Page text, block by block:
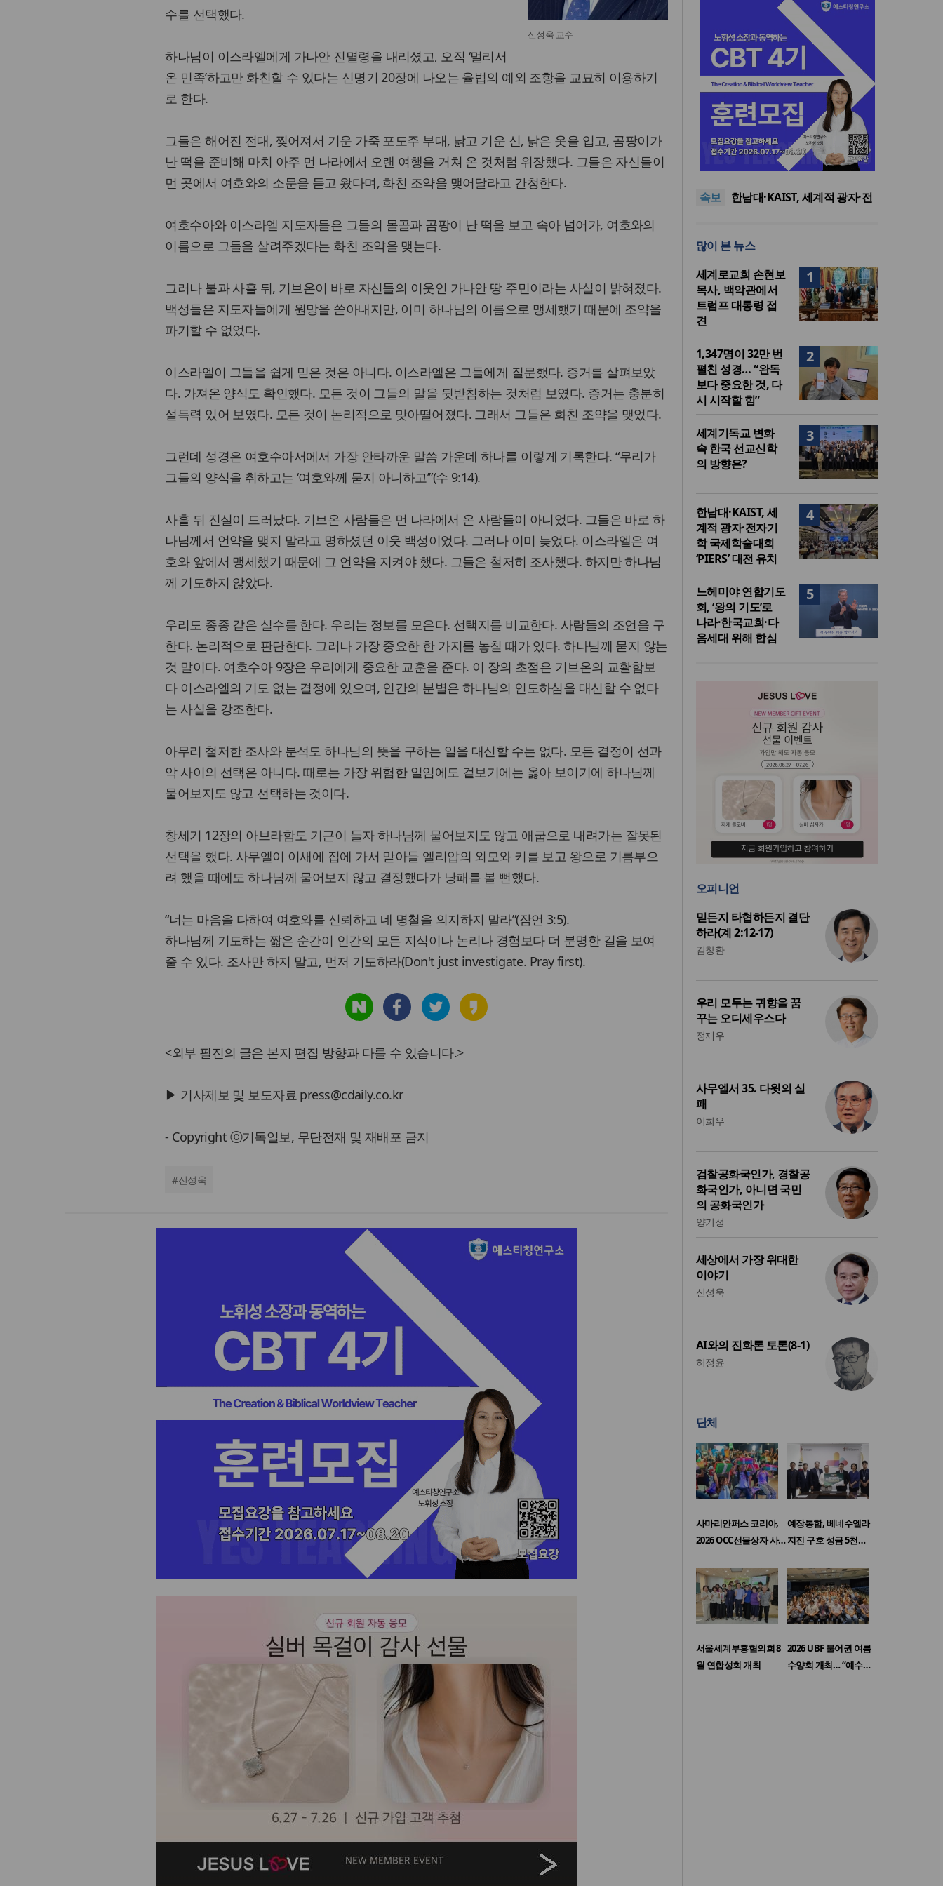
신성욱 교수
수를 선택했다.
하나님이 이스라엘에게 가나안 진멸령을 내리셨고, 오직 ‘멀리서
온 민족’하고만 화친할 수 있다는 신명기 20장에 나오는 율법의 예외 조항을 교묘히 이용하기
로 한다.
그들은 해어진 전대, 찢어져서 기운 가죽 포도주 부대, 낡고 기운 신, 낡은 옷을 입고, 곰팡이가
난 떡을 준비해 마치 아주 먼 나라에서 오랜 여행을 거쳐 온 것처럼 위장했다. 그들은 자신들이
먼 곳에서 여호와의 소문을 듣고 왔다며, 화친 조약을 맺어달라고 간청한다.
여호수아와 이스라엘 지도자들은 그들의 몰골과 곰팡이 난 떡을 보고 속아 넘어가, 여호와의
이름으로 그들을 살려주겠다는 화친 조약을 맺는다.
그러나 불과 사흘 뒤, 기브온이 바로 자신들의 이웃인 가나안 땅 주민이라는 사실이 밝혀졌다.
백성들은 지도자들에게 원망을 쏟아내지만, 이미 하나님의 이름으로 맹세했기 때문에 조약을
파기할 수 없었다.
이스라엘이 그들을 쉽게 믿은 것은 아니다. 이스라엘은 그들에게 질문했다. 증거를 살펴보았
다. 가져온 양식도 확인했다. 모든 것이 그들의 말을 뒷받침하는 것처럼 보였다. 증거는 충분히
설득력 있어 보였다. 모든 것이 논리적으로 맞아떨어졌다. 그래서 그들은 화친 조약을 맺었다.
그런데 성경은 여호수아서에서 가장 안타까운 말씀 가운데 하나를 이렇게 기록한다. “무리가
그들의 양식을 취하고는 ‘여호와께 묻지 아니하고’”(수 9:14).
사흘 뒤 진실이 드러났다. 기브온 사람들은 먼 나라에서 온 사람들이 아니었다. 그들은 바로 하
나님께서 언약을 맺지 말라고 명하셨던 이웃 백성이었다. 그러나 이미 늦었다. 이스라엘은 여
호와 앞에서 맹세했기 때문에 그 언약을 지켜야 했다. 그들은 철저히 조사했다. 하지만 하나님
께 기도하지 않았다.
우리도 종종 같은 실수를 한다. 우리는 정보를 모은다. 선택지를 비교한다. 사람들의 조언을 구
한다. 논리적으로 판단한다. 그러나 가장 중요한 한 가지를 놓칠 때가 있다. 하나님께 묻지 않는
것 말이다. 여호수아 9장은 우리에게 중요한 교훈을 준다. 이 장의 초점은 기브온의 교활함보
다 이스라엘의 기도 없는 결정에 있으며, 인간의 분별은 하나님의 인도하심을 대신할 수 없다
는 사실을 강조한다.
아무리 철저한 조사와 분석도 하나님의 뜻을 구하는 일을 대신할 수는 없다. 모든 결정이 선과
악 사이의 선택은 아니다. 때로는 가장 위험한 일임에도 겉보기에는 옳아 보이기에 하나님께
물어보지도 않고 선택하는 것이다.
창세기 12장의 아브라함도 기근이 들자 하나님께 물어보지도 않고 애굽으로 내려가는 잘못된
선택을 했다. 사무엘이 이새에 집에 가서 맏아들 엘리압의 외모와 키를 보고 왕으로 기름부으
려 했을 때에도 하나님께 물어보지 않고 결정했다가 낭패를 볼 뻔했다.
“너는 마음을 다하여 여호와를 신뢰하고 네 명철을 의지하지 말라”(잠언 3:5).
하나님께 기도하는 짧은 순간이 인간의 모든 지식이나 논리나 경험보다 더 분명한 길을 보여
줄 수 있다. 조사만 하지 말고, 먼저 기도하라(Don't just investigate. Pray first).
<외부 필진의 글은 본지 편집 방향과 다를 수 있습니다.>
▶ 기사제보 및 보도자료 press@cdaily.co.kr
- Copyright ⓒ기독일보, 무단전재 및 재배포 금지
#신성욱
속보
느헤미야 연합기도회, ‘왕의 기
도’로 나라·한국교회·다음세대
세기총 “자유를 지키며 하나 된
시장 담은 로컬 매거진 ‘포항집’
한남대·KAIST, 세계적 광자·전
도’로 나라·한국교회·다음세대
세기총 “자유를 지키며 하나 된
희망의 미래를 향하여”
많이 본 뉴스
1
세계로교회 손현보
목사, 백악관에서
트럼프 대통령 접
견
2
1,347명이 32만 번
펼친 성경… “완독
보다 중요한 것, 다
시 시작할 힘”
3
세계기독교 변화
속 한국 선교신학
의 방향은?
4
한남대·KAIST, 세
계적 광자·전자기
학 국제학술대회
‘PIERS’ 대전 유치
5
느헤미야 연합기도
회, ‘왕의 기도’로
나라·한국교회·다
음세대 위해 합심
오피니언
믿든지 타협하든지 결단
하라(계 2:12-17)
김창환
우리 모두는 귀향을 꿈
꾸는 오디세우스다
정재우
사무엘서 35. 다윗의 실
패
이희우
검찰공화국인가, 경찰공
화국인가, 아니면 국민
의 공화국인가
양기성
세상에서 가장 위대한
이야기
신성욱
AI와의 진화론 토론(8-1)
허정윤
단체
사마리안퍼스 코리아,
2026 OCC선물상자 사…
예장통합, 베네수엘라
지진 구호 성금 5천…
서울세계부흥협의회 8
월 연합성회 개최
2026 UBF 불어권 여름
수양회 개최… “예수…